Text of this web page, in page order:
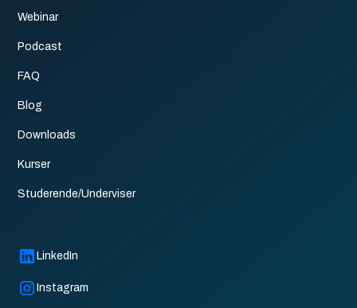
Webinar
Podcast
FAQ
Blog
Downloads
Kurser
Studerende/Underviser
LinkedIn
Instagram